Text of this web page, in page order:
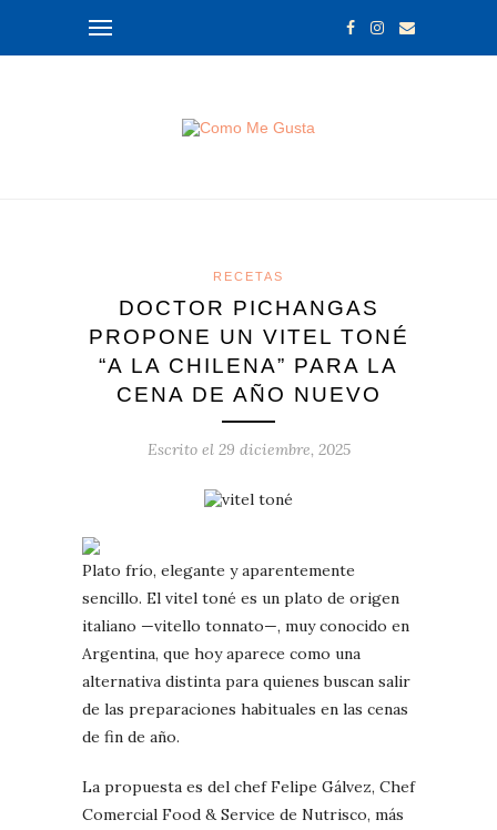
RECETAS
DOCTOR PICHANGAS
PROPONE UN VITEL TONÉ
“A LA CHILENA” PARA LA
CENA DE AÑO NUEVO
Escrito el 29 diciembre, 2025
Plato frío, elegante y aparentemente
sencillo. El vitel toné es un plato de origen
italiano —vitello tonnato—, muy conocido en
Argentina, que hoy aparece como una
alternativa distinta para quienes buscan salir
de las preparaciones habituales en las cenas
de fin de año.
La propuesta es del chef Felipe Gálvez, Chef
Comercial Food & Service de Nutrisco, más